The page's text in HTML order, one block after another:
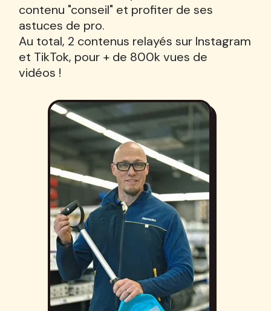
contenu "conseil" et profiter de ses
astuces de pro.
Au total, 2 contenus relayés sur Instagram
et TikTok, pour + de 800k vues de
vidéos !